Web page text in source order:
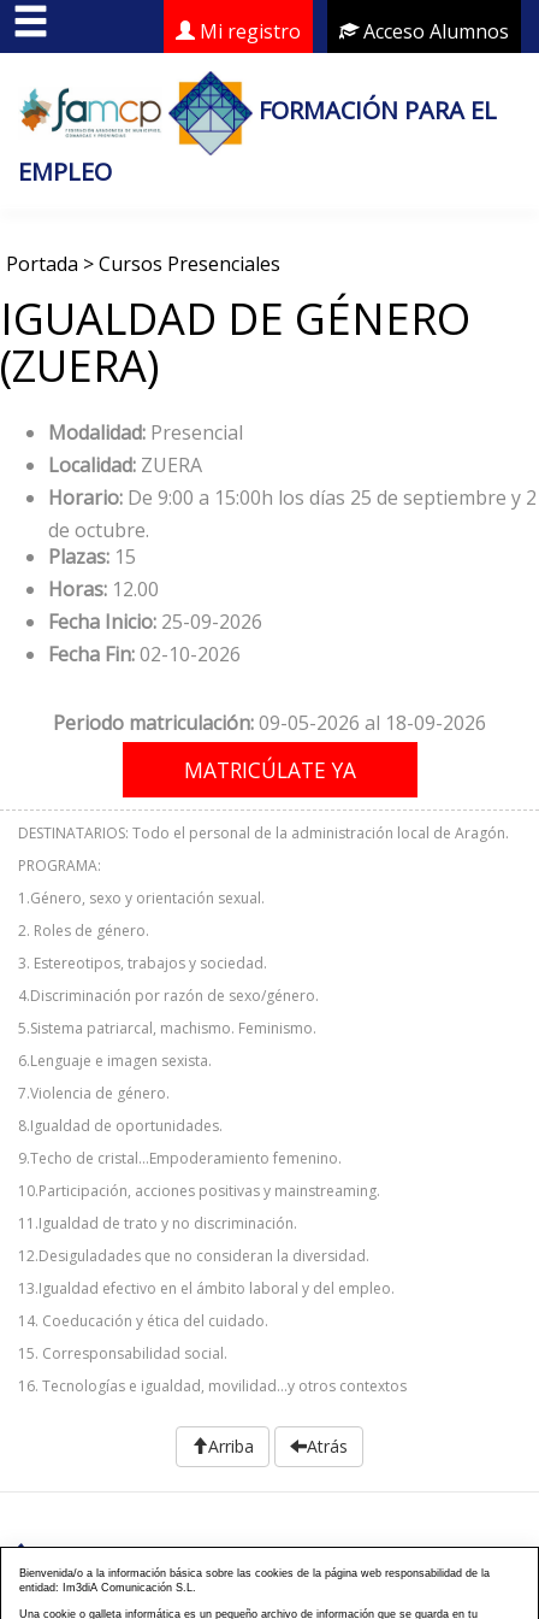
Acceso Alumnos
Mi registro
FORMACIÓN PARA EL
EMPLEO
Portada >Cursos Presenciales
IGUALDAD DE GÉNERO
(ZUERA)
Modalidad: Presencial
Localidad: ZUERA
Horario: De 9:00 a 15:00h los días 25 de septiembre y 2
de octubre.
Plazas: 15
Horas: 12.00
Fecha Inicio: 25-09-2026
Fecha Fin:02-10-2026
Periodo matriculación:09-05-2026 al 18-09-2026
DESTINATARIOS: Todo el personal de la administración local de Aragón.
PROGRAMA:
1.Género, sexo y orientación sexual.
2. Roles de género.
3. Estereotipos, trabajos y sociedad.
4.Discriminación por razón de sexo/género.
5.Sistema patriarcal, machismo. Feminismo.
6.Lenguaje e imagen sexista.
7.Violencia de género.
8.Igualdad de oportunidades.
9.Techo de cristal...Empoderamiento femenino.
10.Participación, acciones positivas y mainstreaming.
11.Igualdad de trato y no discriminación.
12.Desiguladades que no consideran la diversidad.
13.Igualdad efectivo en el ámbito laboral y del empleo.
14. Coeducación y ética del cuidado.
15. Corresponsabilidad social.
16. Tecnologías e igualdad, movilidad…y otros contextos
Arriba Atrás
976 203 103
Calle Mayor, 40, CP 50001 - Zaragoza
Bienvenida/o a la información básica sobre las cookies de la página web responsabilidad de la
entidad: Im3diA Comunicación S.L.
Una cookie o galleta informática es un pequeño archivo de información que se guarda en tu